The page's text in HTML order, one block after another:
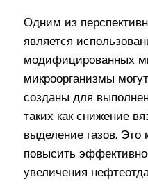
Одним из
является
модифицированных
микроорганизмы
созданы для
таких как снижение
выделение газов. Это
повысить
увеличения